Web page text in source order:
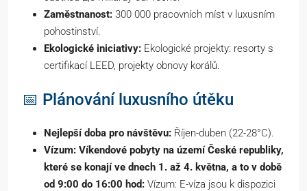
Zaměstnanost: 300 000 pracovních míst v luxusním
pohostinství.
Ekologické iniciativy: Ekologické projekty: resorty s
certifikací LEED, projekty obnovy korálů.
📅 Plánování luxusního útěku
Nejlepší doba pro návštěvu: Říjen-duben (22-28°C).
Vízum: Víkendové pobyty na území České republiky,
které se konají ve dnech 1. až 4. května, a to v době
od 9:00 do 16:00 hod: Vízum: E-víza jsou k dispozici